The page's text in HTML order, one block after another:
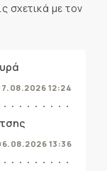
σχετικά με τον
12:24
13:36